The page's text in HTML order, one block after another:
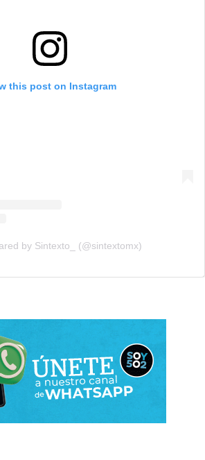
this post on Instagram
by Sintexto_ (@sintextomx)